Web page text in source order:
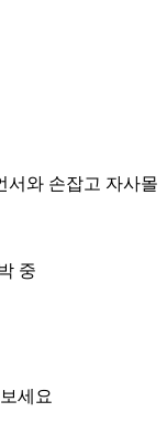
서와 손잡고 자사몰
중
세요